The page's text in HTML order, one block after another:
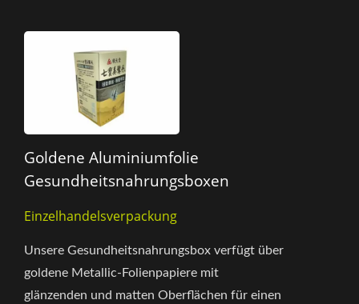
Goldene Aluminiumfolie
Gesundheitsnahrungsboxen
Einzelhandelsverpackung
Unsere Gesundheitsnahrungsbox verfügt über
goldene Metallic-Folienpapiere mit
glänzenden und matten Oberflächen für einen